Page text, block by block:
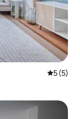
平均评分
5 (5)